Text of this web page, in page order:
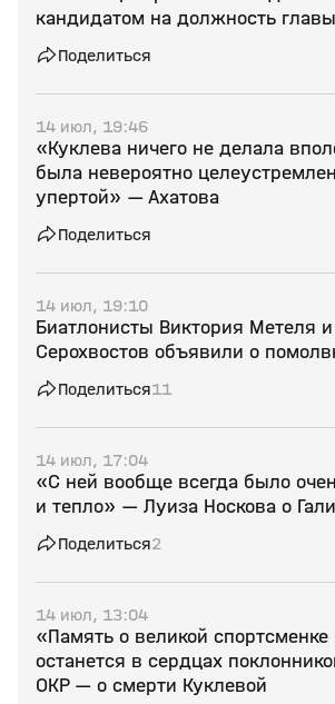
кандидатом на должность
Поделиться
14 июл, 19:46
«Куклева ничего не делала
была невероятно
упертой» — Ахатова
Поделиться
14 июл, 19:10
Биатлонисты Виктория Метеля
Серохвостов объявили о
Поделиться11
14 июл, 17:04
«С ней вообще всегда было
и тепло» — Луиза Носкова о
Поделиться2
14 июл, 13:04
«Память о великой спортсменке
останется в сердцах
ОКР — о смерти Куклевой